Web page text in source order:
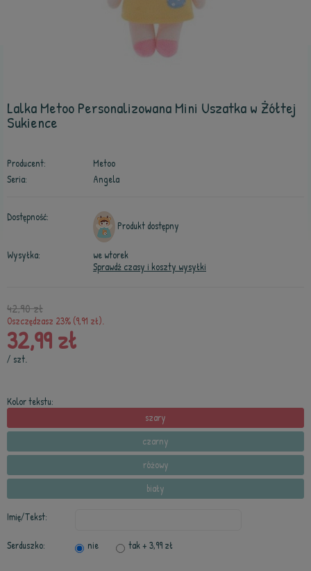
Lalka Metoo Personalizowana Mini Uszatka w Żółtej
Sukience
Producent:
Metoo
Seria:
Angela
Dostępność:
Produkt dostępny
Wysyłka:
we wtorek
Sprawdź czasy i koszty wysyłki
42,90 zł
Oszczędzasz 23% (9,91 zł).
32,99 zł
/ szt.
Kolor tekstu:
szary
czarny
różowy
biały
Imię/Tekst:
Serduszko: nie tak+ 3,99 zł